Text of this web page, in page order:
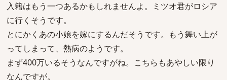
入籍はもう一つあるかもしれませんよ。ミツオ君がロシア
に行くそうです。
とにかくあの小娘を嫁にするんだそうです。もう舞い上が
ってしまって、熱病のようです。
まず400万いるそうなんですがね。こちらもあやしい限り
なんですが。